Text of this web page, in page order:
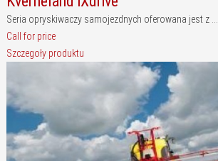
Seria opryskiwaczy samojezdnych oferowana jest z ...
Call for price
Szczegoły produktu